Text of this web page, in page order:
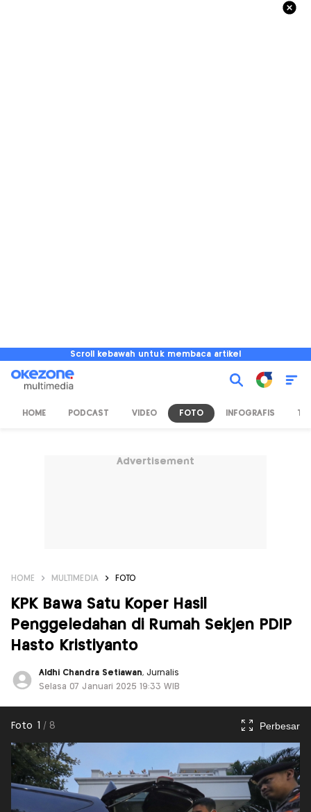
Scroll kebawah untuk membaca artikel
HOME PODCAST VIDEO FOTO INFOGRAFIS TV
Advertisement
HOME MULTIMEDIA FOTO
KPK Bawa Satu Koper Hasil
Penggeledahan di Rumah Sekjen PDIP
Hasto Kristiyanto
Aldhi Chandra Setiawan, Jurnalis
Selasa 07 Januari 2025 19:33 WIB
Foto 1 / 8 Perbesar